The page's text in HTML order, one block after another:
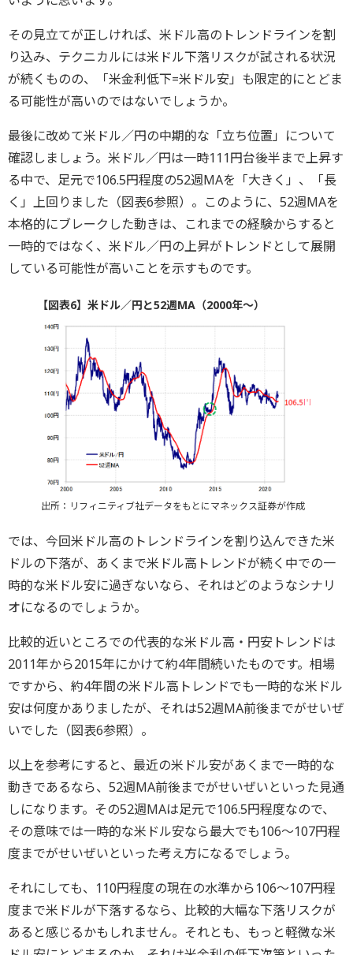
その見立てが正しければ、米ドル高のトレンドラインを割
り込み、テクニカルには米ドル下落リスクが試される状況
が続くものの、「米金利低下=米ドル安」も限定的にとどま
る可能性が高いのではないでしょうか。
最後に改めて米ドル／円の中期的な「立ち位置」について
確認しましょう。米ドル／円は一時111円台後半まで上昇す
る中で、足元で106.5円程度の52週MAを「大きく」、「長
く」上回りました（図表6参照）。このように、52週MAを
本格的にブレークした動きは、これまでの経験からすると
一時的ではなく、米ドル／円の上昇がトレンドとして展開
している可能性が高いことを示すものです。
【図表6】米ドル／円と52週MA（2000年～）
出所：リフィニティブ社データをもとにマネックス証券が作成
では、今回米ドル高のトレンドラインを割り込んできた米
ドルの下落が、あくまで米ドル高トレンドが続く中での一
時的な米ドル安に過ぎないなら、それはどのようなシナリ
オになるのでしょうか。
比較的近いところでの代表的な米ドル高・円安トレンドは
2011年から2015年にかけて約4年間続いたものです。相場
ですから、約4年間の米ドル高トレンドでも一時的な米ドル
安は何度かありましたが、それは52週MA前後までがせいぜ
いでした（図表6参照）。
以上を参考にすると、最近の米ドル安があくまで一時的な
動きであるなら、52週MA前後までがせいぜいといった見通
しになります。その52週MAは足元で106.5円程度なので、
その意味では一時的な米ドル安なら最大でも106～107円程
度までがせいぜいといった考え方になるでしょう。
それにしても、110円程度の現在の水準から106～107円程
度まで米ドルが下落するなら、比較的大幅な下落リスクが
あると感じるかもしれません。それとも、もっと軽微な米